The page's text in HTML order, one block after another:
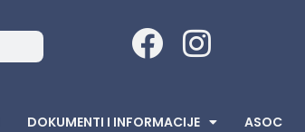
DOKUMENTI I INFORMACIJE ASOC